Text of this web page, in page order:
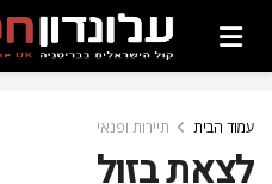
עמוד הבית תיירות ופנאי
לצאת בזול